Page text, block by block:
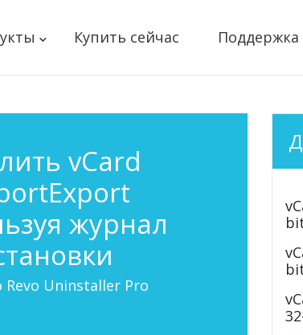
Купить сейчас Поддержка
vCard
журнал
Revo Uninstaller Pro